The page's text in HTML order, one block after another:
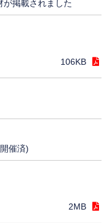
が掲載されました
106KB
催済)
2MB